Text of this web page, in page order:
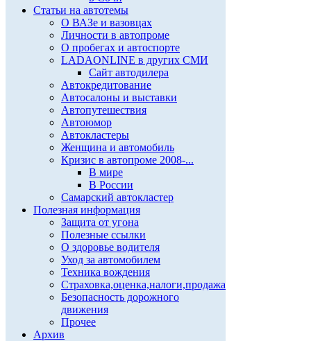
Статьи на автотемы
О ВАЗе и вазовцах
Личности в автопроме
О пробегах и автоспорте
LADAONLINE в других СМИ
Сайт автодилера
Автокредитование
Автосалоны и выставки
Автопутешествия
Автоюмор
Автокластеры
Женщина и автомобиль
Кризис в автопроме 2008-...
В мире
В России
Самарский автокластер
Полезная информация
Защита от угона
Полезные ссылки
О здоровье водителя
Уход за автомобилем
Техника вождения
Страховка,оценка,налоги,продажа
Безопасность дорожного
движения
Прочее
Архив